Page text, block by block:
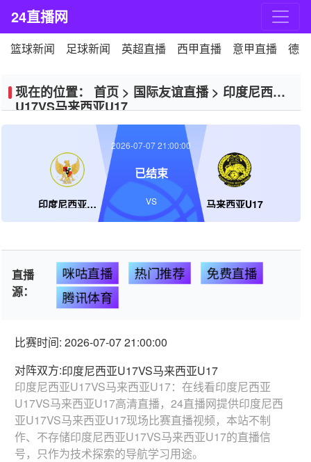
24直播网
篮球新闻 足球新闻 英超直播 西甲直播 意甲直播 德
现在的位置： 首页 > 国际友谊直播> 印度尼西亚
U17VS马来西亚U17
印度尼西亚U17 马来西亚U17
2026-07-07 21:00:00
已结束
VS
直播
源：
咪咕直播 热门推荐 免费直播
腾讯体育
比赛时间: 2026-07-07 21:00:00
对阵双方:印度尼西亚U17VS马来西亚U17
印度尼西亚U17VS马来西亚U17：在线看印度尼西亚
U17VS马来西亚U17高清直播，24直播网提供印度尼西
亚U17VS马来西亚U17现场比赛直播视频，本站不制
作、不存储印度尼西亚U17VS马来西亚U17的直播信
号，只作为技术探索的导航学习用途。